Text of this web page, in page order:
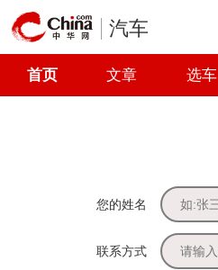
汽车
首页 文章 选车
您的姓名
联系方式